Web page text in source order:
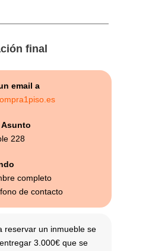
final
email a
Asunto
228
completo
de contacto
reservar un inmueble se
3.000€ que se